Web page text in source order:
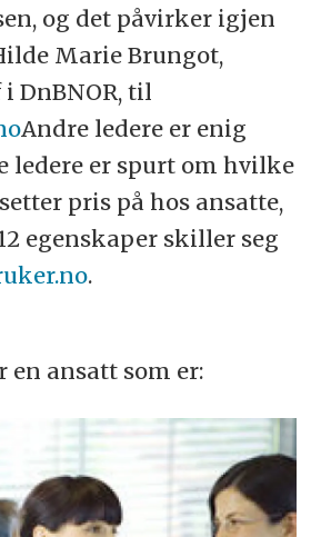
og det påvirker igjen
Marie Brungot,
DnBNOR, til
Andre ledere er enig
ledere er spurt om hvilke
pris på hos ansatte,
egenskaper skiller seg
.
en ansatt som er: